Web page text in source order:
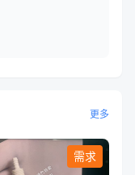
更多
需求